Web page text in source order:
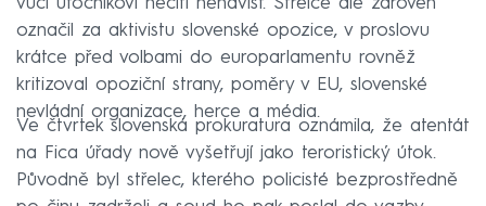
vůči útočníkovi necítí nenávist. Střelce ale zároveň
označil za aktivistu slovenské opozice, v proslovu
krátce před volbami do europarlamentu rovněž
kritizoval opoziční strany, poměry v EU, slovenské
nevládní organizace, herce a média.
Ve čtvrtek slovenská prokuratura oznámila, že atentát
na Fica úřady nově vyšetřují jako teroristický útok.
Původně byl střelec, kterého policisté bezprostředně